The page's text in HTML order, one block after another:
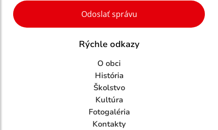
Google reCaptcha Response
Odoslať správu
Rýchle odkazy
O obci
História
Školstvo
Kultúra
Fotogaléria
Kontakty